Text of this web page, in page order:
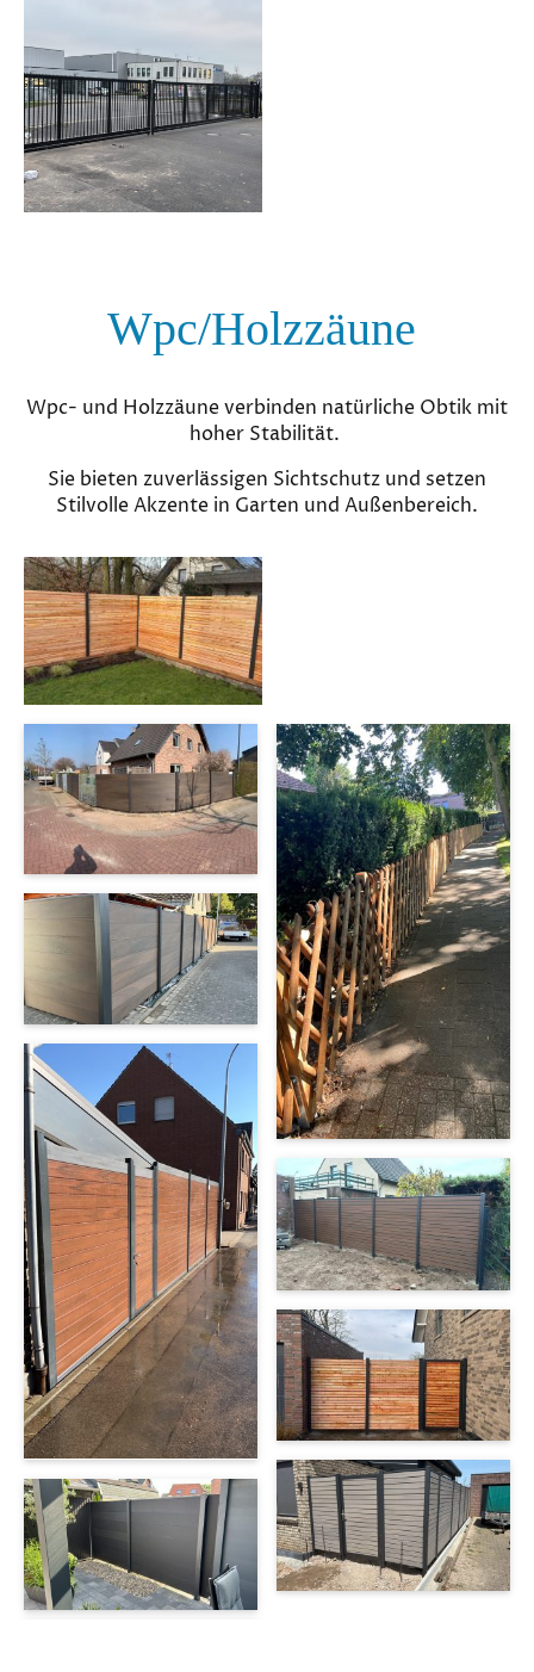
Wpc/Holzzäune
Wpc- und Holzzäune verbinden natürliche Obtik mit
hoher Stabilität.
Sie bieten zuverlässigen Sichtschutz und setzen
Stilvolle Akzente in Garten und Außenbereich.